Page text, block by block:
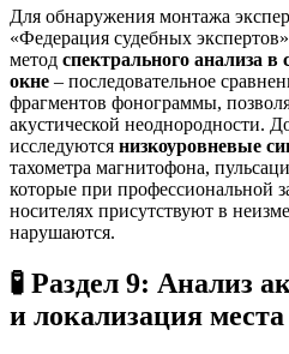
Для обнаружения монтажа
«Федерация судебных
метод спектрального анализа
окне – последовательное
фрагментов фонограммы,
акустической неоднородности.
исследуются низкоуровневые
тахометра магнитофона,
которые при профессиональной
носителях присутствуют в
нарушаются.
🧪 Раздел 9: Анализ
и локализация